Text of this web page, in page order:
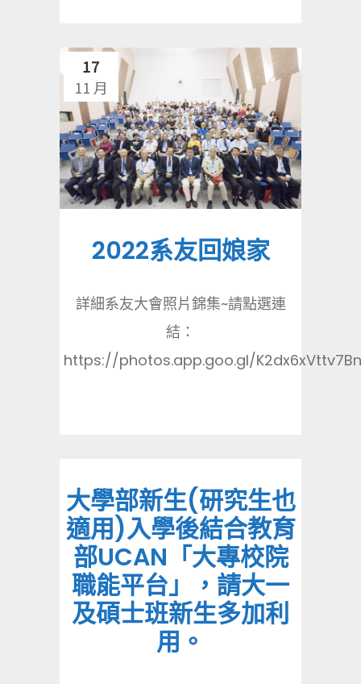
17
11 月
2022系友回娘家
詳細系友大會照片錦集~請點選連
結：
https://photos.app.goo.gl/
大學部新生(研究生也
適用)入學後結合教育
部UCAN「大專校院
職能平台」，請大一
及碩士班新生多加利
用。